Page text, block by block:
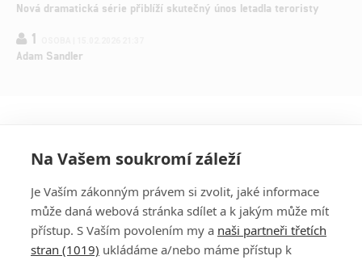
Nová dramatická série přiblíží skutečný únos letadla teroristy
1
Adam Sandler
Na Vašem soukromí záleží
Je Vaším zákonným právem si zvolit, jaké informace
může daná webová stránka sdílet a k jakým může mít
přístup. S Vaším povolením my a naši partneři třetích
stran (1019) ukládáme a/nebo máme přístup k